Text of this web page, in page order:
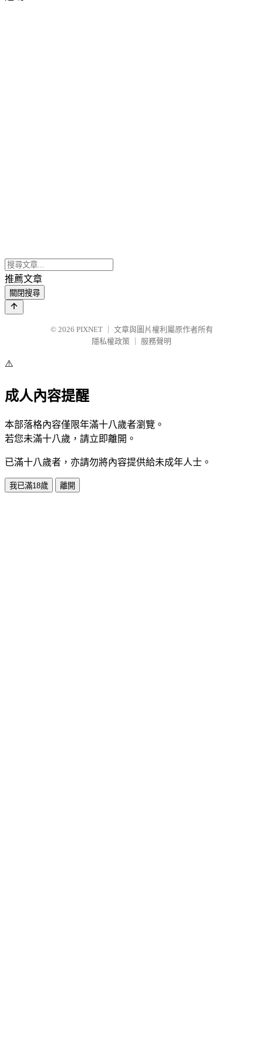
推薦文章
關閉搜尋
© 2026 PIXNET
文章與圖片權利屬原作者所有
隱私權政策
服務聲明
⚠️
成人內容提醒
本部落格內容僅限年滿十八歲者瀏覽。
若您未滿十八歲，請立即離開。
已滿十八歲者，亦請勿將內容提供給未成年人士。
我已滿18歲 離開